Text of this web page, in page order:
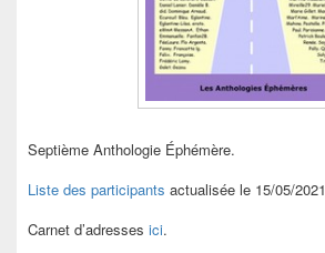
Septième Anthologie Éphémère.
Liste des participants actualisée le 15/05/2021
Carnet d’adresses ici.